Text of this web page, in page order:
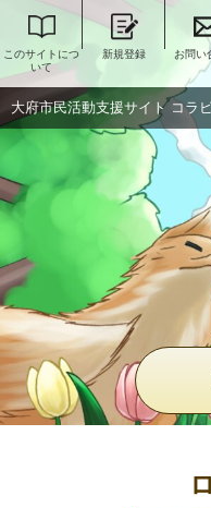
このサイトにつ
いて
新規登録 お問い
大府市民活動支援サイト コラ